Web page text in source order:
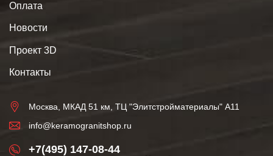
Оплата
Новости
Проект 3D
Контакты
Москва, МКАД 51 км, ТЦ "Элитстройматериалы" А11
info@keramogranitshop.ru
+7(495) 147-08-44